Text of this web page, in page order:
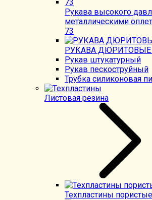
Рукава высокого
металлическими
73
РУКАВА ДЮРИТОВЫЕ
Рукав штукатурный
Рукав пескоструйный
Трубка силиконовая
Листовая резина
Техпластины пористые